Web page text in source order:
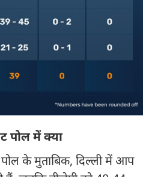
पोल में क्या
के मुताबिक, दिल्ली में आप